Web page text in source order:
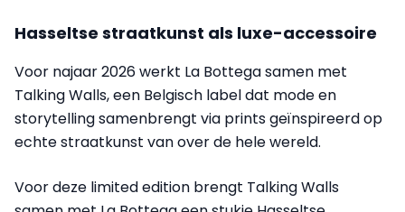
Hasseltse straatkunst als luxe-accessoire
Voor najaar 2026 werkt La Bottega samen met
Talking Walls, een Belgisch label dat mode en
storytelling samenbrengt via prints geïnspireerd op
echte straatkunst van over de hele wereld.
Voor deze limited edition brengt Talking Walls